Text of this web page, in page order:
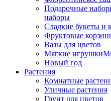
Подарочные
наборы
Сладкие букеты и
Фруктовые
Вазы для цветов
Мягкие игрушки
Новый год
Растения
Комнатные
Уличные растения
Грунт для цветов